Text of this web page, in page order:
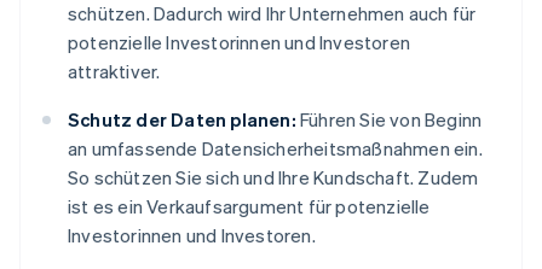
schützen. Dadurch wird Ihr Unternehmen auch für
potenzielle Investorinnen und Investoren
attraktiver.
Schutz der Daten planen: Führen Sie von Beginn
an umfassende Datensicherheitsmaßnahmen ein.
So schützen Sie sich und Ihre Kundschaft. Zudem
ist es ein Verkaufsargument für potenzielle
Investorinnen und Investoren.